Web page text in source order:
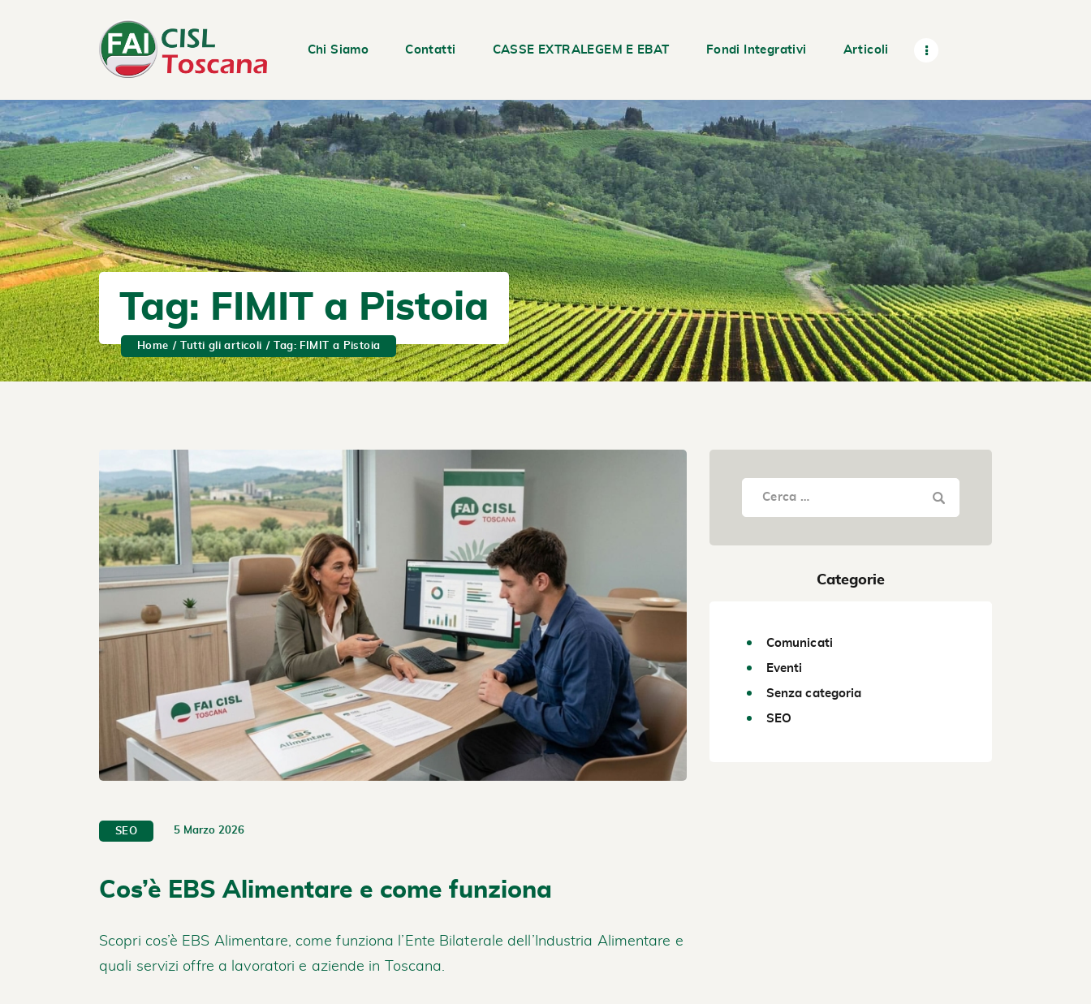
Chi Siamo Contatti CASSE EXTRALEGEM E EBAT Fondi Integrativi Articoli
Tag: FIMIT a Pistoia
Home Tutti gli articoli Tag: FIMIT a Pistoia
SEO 5 Marzo 2026
Cos’è EBS Alimentare e come funziona
Scopri cos’è EBS Alimentare, come funziona l’Ente Bilaterale dell’Industria Alimentare e
quali servizi offre a lavoratori e aziende in Toscana.
Categorie
Comunicati
Eventi
Senza categoria
SEO